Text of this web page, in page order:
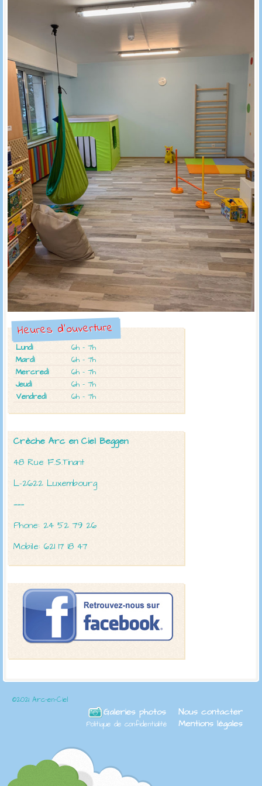
Heures d'ouverture
Lundi
6h - 7h
Mardi
6h - 7h
Mercredi
6h - 7h
Jeudi
6h - 7h
Vendredi
6h - 7h
Crèche Arc en Ciel Beggen
48 Rue F.S.Tinant
L-2622 Luxembourg
———
Phone: 24 52 79 26
Mobile: 621 17 18 47
©2021 Arc-en-Ciel
Politique de confidentialité